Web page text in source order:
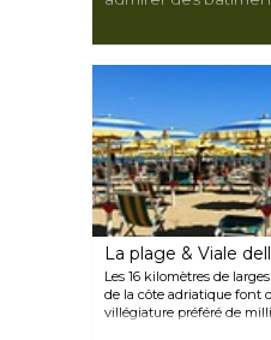
et les environs,
paysages naturels,
trekking, le vélo et
La plage & Viale
Les 16 kilomètres de
de la côte adriatique font
villégiature préféré de
et d'un nombre croissant